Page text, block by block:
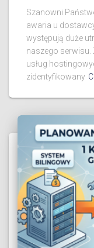
Szanowni
awaria u
występują duże
naszego
usług
zidentyfikowany